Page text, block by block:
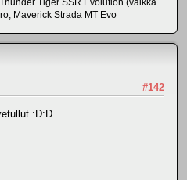
Tiger SSR Evolution (vaikka
Maverick Strada MT Evo
#142
:D:D